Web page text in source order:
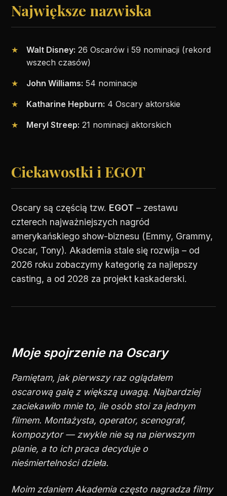
Największe nazwiska
Walt Disney: 26 Oscarów i 59 nominacji (rekord
wszech czasów)
John Williams: 54 nominacje
Katharine Hepburn: 4 Oscary aktorskie
Meryl Streep: 21 nominacji aktorskich
Ciekawostki i EGOT
Oscary są częścią tzw. EGOT – zestawu
czterech najważniejszych nagród
amerykańskiego show-biznesu (Emmy, Grammy,
Oscar, Tony). Akademia stale się rozwija – od
2026 roku zobaczymy kategorię za najlepszy
casting, a od 2028 za projekt kaskaderski.
Moje spojrzenie na Oscary
Pamiętam, jak pierwszy raz oglądałem
oscarową galę z większą uwagą. Najbardziej
zaciekawiło mnie to, ile osób stoi za jednym
filmem. Montażysta, operator, scenograf,
kompozytor — zwykle nie są na pierwszym
planie, a to ich praca decyduje o
nieśmiertelności dzieła.
Moim zdaniem Akademia często nagradza filmy